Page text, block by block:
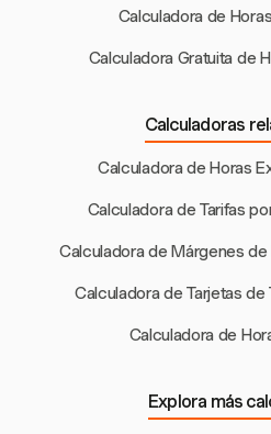
Calculadora de
Calculadora Gratuita de
Calculadoras
Calculadora de Horas
Calculadora de Tarifas
Calculadora de Márgenes
Calculadora de Tarjetas
Calculadora de
Explora más